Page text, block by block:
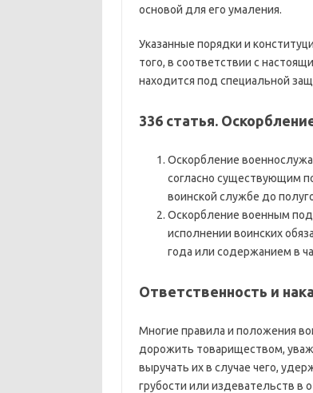
основой для его умаления.
Указанные порядки и
того, в соответствии с
находится под специальной
336 статья.
Оскорбление
согласно существующим
воинской службе до
Оскорбление военным
исполнении воинских
года или содержанием в
Ответственность и
Многие правила и положения
дорожить товариществом,
выручать их в случае чего,
грубости или издевательств в